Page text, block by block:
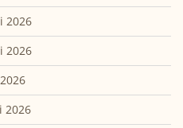
2026
2026
2026